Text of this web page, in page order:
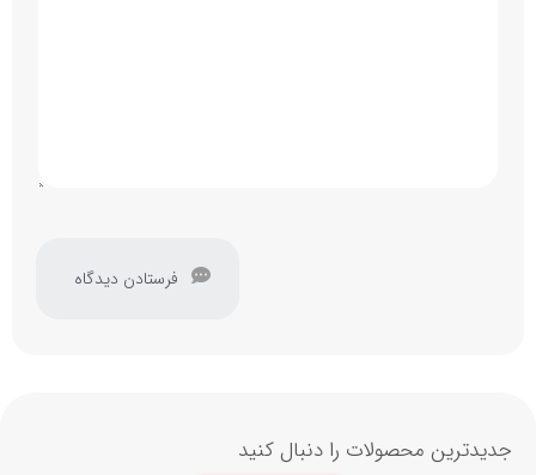
جدیدترین محصولات را دنبال کنید